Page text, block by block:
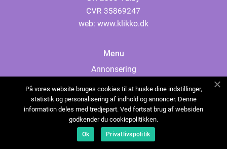
web: www.klikko.dk
Menu
Annonsering
Cookies
Kontakta oss
Sitemap
På vores website bruges cookies til at huske dine indstillinger,
statistik og personalisering af indhold og annoncer. Denne
information deles med tredjepart. Ved fortsat brug af websiden
godkender du cookiepolitikken.
Ok Privatlivspolitik